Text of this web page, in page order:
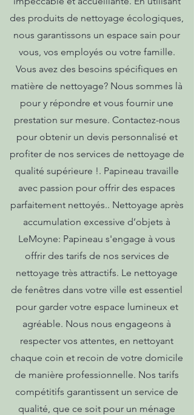
des produits de nettoyage écologiques,
nous garantissons un espace sain pour
vous, vos employés ou votre famille.
Vous avez des besoins spécifiques en
matière de nettoyage? Nous sommes là
pour y répondre et vous fournir une
prestation sur mesure. Contactez-nous
pour obtenir un devis personnalisé et
profiter de nos services de nettoyage de
qualité supérieure !. Papineau travaille
avec passion pour offrir des espaces
parfaitement nettoyés.. Nettoyage après
accumulation excessive d’objets à
LeMoyne: Papineau s'engage à vous
offrir des tarifs de nos services de
nettoyage très attractifs. Le nettoyage
de fenêtres dans votre ville est essentiel
pour garder votre espace lumineux et
agréable. Nous nous engageons à
respecter vos attentes, en nettoyant
chaque coin et recoin de votre domicile
de manière professionnelle. Nos tarifs
compétitifs garantissent un service de
qualité, que ce soit pour un ménage